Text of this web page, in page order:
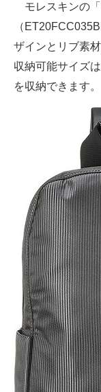
モレスキンの「
（
ザインとリブ素
収納可能サイズ
を収納できます。